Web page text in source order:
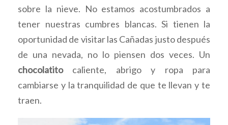
sobre la nieve. No estamos acostumbrados a
tener nuestras cumbres blancas. Si tienen la
oportunidad de visitar las Cañadas justo después
de una nevada, no lo piensen dos veces. Un
chocolatitocaliente, abrigo y ropa para
cambiarse y la tranquilidad de que te llevan y te
traen.